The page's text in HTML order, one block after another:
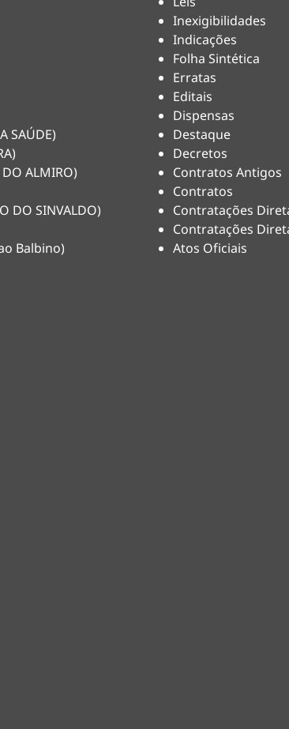
SAÚDE)
ALMIRO)
DO SINVALDO)
Balbino)
Inexigibilidades
Indicações
Folha Sintética
Erratas
Editais
Dispensas
Destaque
Decretos
Contratos Antigos
Contratos
Contratações
Contratações
Atos Oficiais